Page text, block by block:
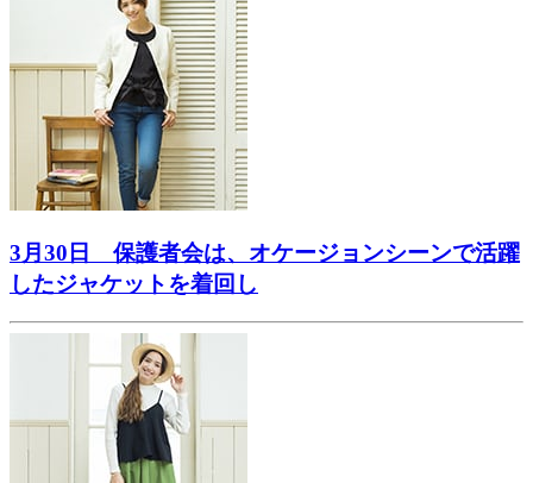
3月30日 保護者会は、オケージョンシーンで活躍
したジャケットを着回し